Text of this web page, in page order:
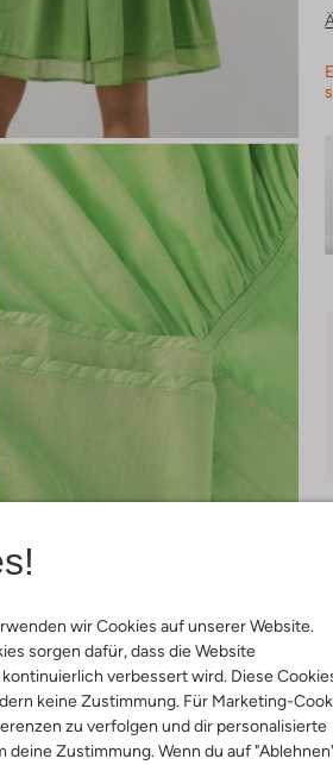
wir Cookies auf unserer Website.
sorgen dafür, dass die Website
verbessert wird. Diese
keine Zustimmung. Für Marketing-
zu verfolgen und dir personalisierte
Zustimmung. Wenn du auf
Rückgabe